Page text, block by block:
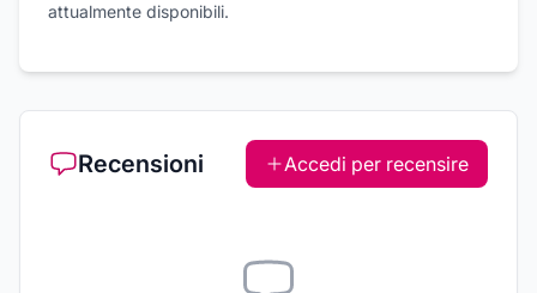
attualmente disponibili.
Recensioni Accedi per recensire